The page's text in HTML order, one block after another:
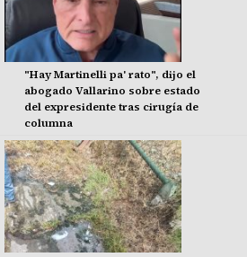
"Hay Martinelli pa' rato", dijo el
abogado Vallarino sobre estado
del expresidente tras cirugía de
columna